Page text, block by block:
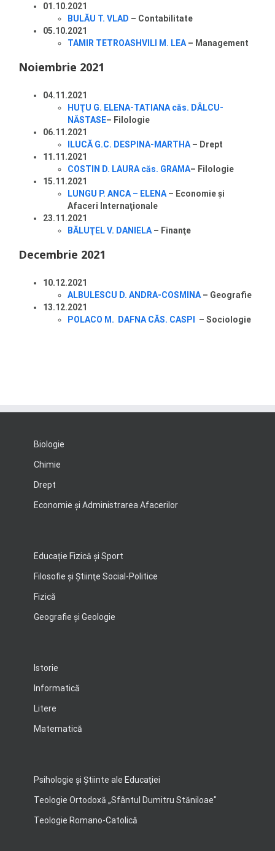
01.10.2021
BULĂU T. VLAD – Contabilitate
05.10.2021
TAMIR TETROASHVILI M. LEA – Management
Noiembrie 2021
04.11.2021
HUŢU G. ELENA-TATIANA căs. DÂLCU-
NĂSTASE– Filologie
06.11.2021
ILUCĂ G.C. DESPINA-MARTHA – Drept
11.11.2021
COSTIN D. LAURA căs. GRAMA– Filologie
15.11.2021
LUNGU P. ANCA – ELENA – Economie şi
Afaceri Internaţionale
23.11.2021
BĂLUŢEL V. DANIELA – Finanţe
Decembrie 2021
10.12.2021
ALBULESCU D. ANDRA-COSMINA – Geografie
13.12.2021
POLACO M. DAFNA CĂS. CASPI
– Sociologie
Biologie
Chimie
Drept
Economie şi Administrarea Afacerilor
Educație Fizică și Sport
Filosofie şi Ştiinţe Social-Politice
Fizică
Geografie şi Geologie
Istorie
Informatică
Litere
Matematică
Psihologie şi Ştiinte ale Educaţiei
Teologie Ortodoxă „Sfântul Dumitru Stăniloae"
Teologie Romano-Catolică